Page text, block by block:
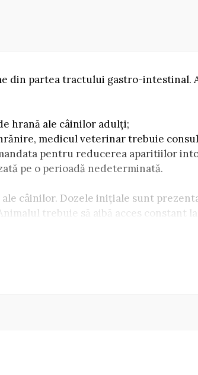
din partea tractului gastro-
hrană ale câinilor adulți;
medicul veterinar trebuie
pentru reducerea aparitiilor
pe o perioadă nedeterminată.
câinilor. Dozele inițiale sunt
trebuie să aibă acces constant
pe care o administrati câinelui dvs.
cu cea pe care ați servit-o până
cartofi; Grăsime de pasăre; minerale;